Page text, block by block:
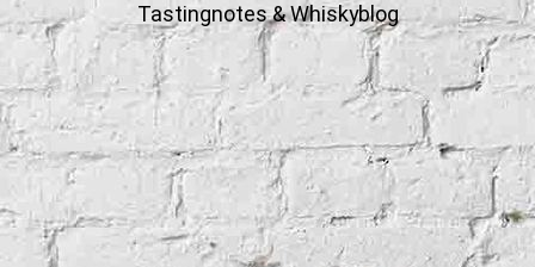
Tastingnotes & Whiskyblog